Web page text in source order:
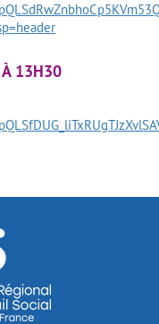
13H30